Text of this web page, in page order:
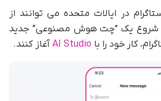
در ایالات متحده می توانند از
شروع یک “چت هوش مصنوعی” جدید
کار خود را با
آغاز کنند.